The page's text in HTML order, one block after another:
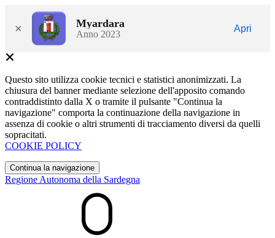
× Myardara
Anno 2023
Apri
Questo sito utilizza cookie tecnici e statistici anonimizzati. La
chiusura del banner mediante selezione dell'apposito comando
contraddistinto dalla X o tramite il pulsante "Continua la
navigazione" comporta la continuazione della navigazione in
assenza di cookie o altri strumenti di tracciamento diversi da quelli
sopracitati.
COOKIE POLICY
Continua la navigazione
Regione Autonoma della Sardegna